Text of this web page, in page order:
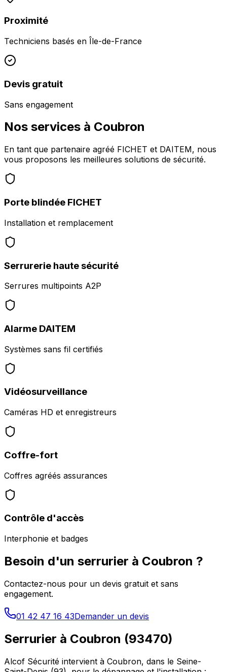
Proximité
Techniciens basés en Île-de-France
Devis gratuit
Sans engagement
Nos services à Coubron
En tant que partenaire agréé FICHET et DAITEM, nous
vous proposons les meilleures solutions de sécurité.
Porte blindée FICHET
Installation et remplacement
Serrurerie haute sécurité
Serrures multipoints A2P
Alarme DAITEM
Systèmes sans fil certifiés
Vidéosurveillance
Caméras HD et enregistreurs
Coffre-fort
Coffres agréés assurances
Contrôle d'accès
Interphonie et badges
Besoin d'un serrurier à Coubron ?
Contactez-nous pour un devis gratuit et sans
engagement.
01 42 47 16 43Demander un devis
Serrurier à Coubron (93470)
Alcof Sécurité intervient à Coubron, dans le Seine-